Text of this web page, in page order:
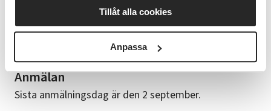
Tillåt alla cookies
Anpassa
I deltagaravgiften ingår medlemsavgift till föreningen
Dansstudion i Arvika.
Anmälan
Sista anmälningsdag är den 2 september.